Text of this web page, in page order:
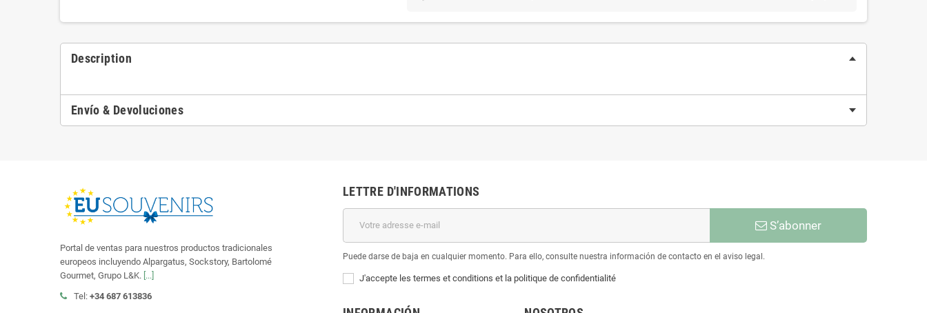
Description
Envío & Devoluciones
Portal de ventas para nuestros productos tradicionales
europeos incluyendo Alpargatus, Sockstory, Bartolomé
Gourmet, Grupo L&K. [...]
Tel: +34 687 613836
LETTRE D'INFORMATIONS
S’abonner
Puede darse de baja en cualquier momento. Para ello, consulte nuestra información de contacto en el aviso legal.
J'accepte les termes et conditions et la politique de confidentialité